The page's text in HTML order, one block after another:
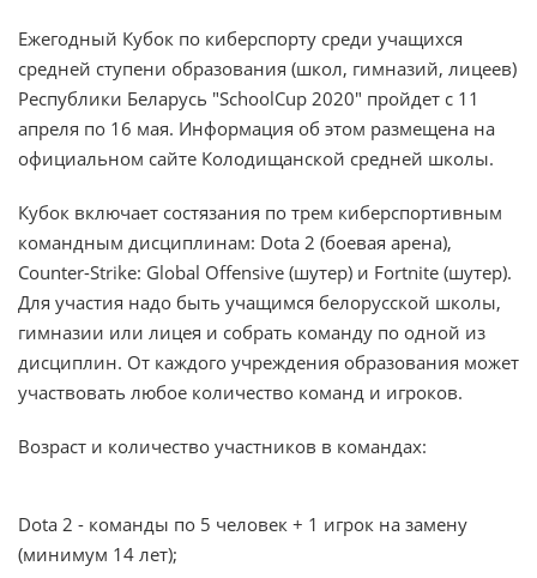
Ежегодный Кубок по киберспорту среди учащихся
средней ступени образования (школ, гимназий, лицеев)
Республики Беларусь "SchoolCup 2020" пройдет с 11
апреля по 16 мая. Информация об этом размещена на
официальном сайте Колодищанской средней школы.
Кубок включает состязания по трем киберспортивным
командным дисциплинам: Dota 2 (боевая арена),
Counter-Strike: Global Offensive (шутер) и Fortnite (шутер).
Для участия надо быть учащимся белорусской школы,
гимназии или лицея и собрать команду по одной из
дисциплин. От каждого учреждения образования может
участвовать любое количество команд и игроков.
Возраст и количество участников в командах:
Dota 2 - команды по 5 человек + 1 игрок на замену
(минимум 14 лет);